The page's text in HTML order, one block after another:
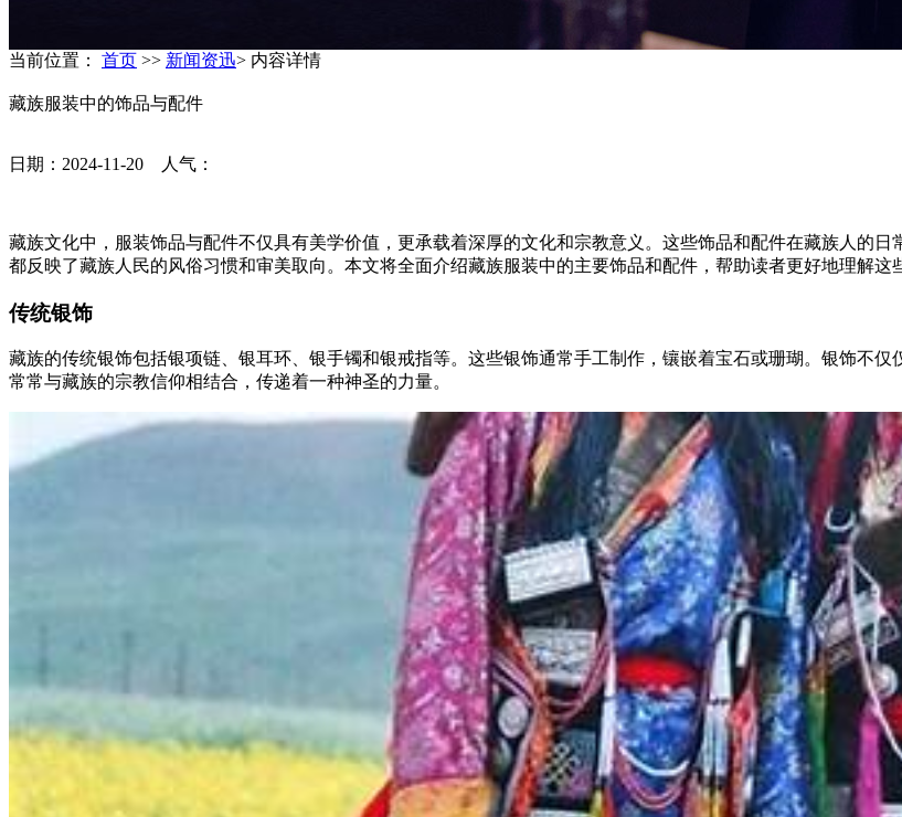
当前位置： 首页 >> 新闻资迅> 内容详情
藏族服装中的饰品与配件
日期：2024-11-20 人气：
藏族文化中，服装饰品与配件不仅具有美学价值，更承载着深厚的文化和宗教意义。这些饰品和配件在藏族人的
都反映了藏族人民的风俗习惯和审美取向。本文将全面介绍藏族服装中的主要饰品和配件，帮助读者更好地理解这
传统银饰
藏族的传统银饰包括银项链、银耳环、银手镯和银戒指等。这些银饰通常手工制作，镶嵌着宝石或珊瑚。银饰不
常常与藏族的宗教信仰相结合，传递着一种神圣的力量。